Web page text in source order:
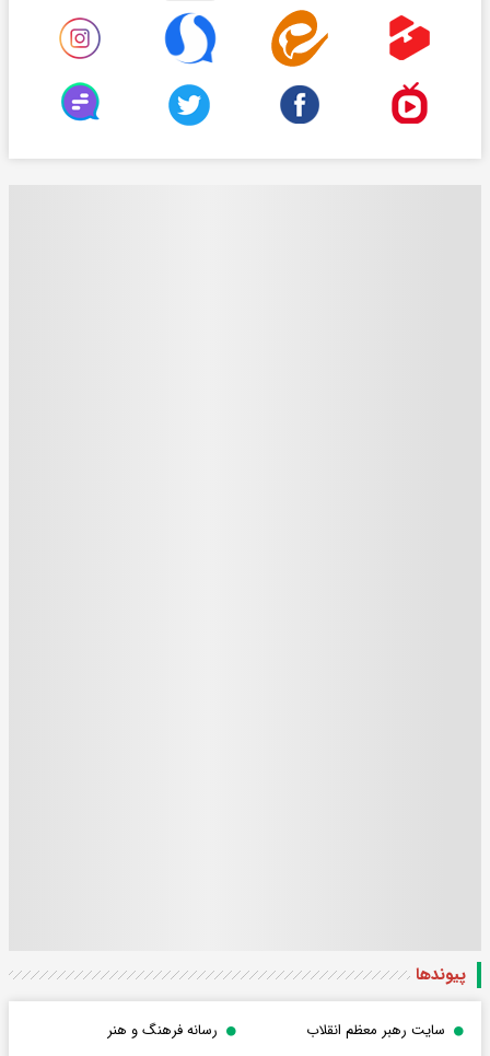
پیوندها
سایت رهبر معظم انقلاب
رسانه فرهنگ و هنر